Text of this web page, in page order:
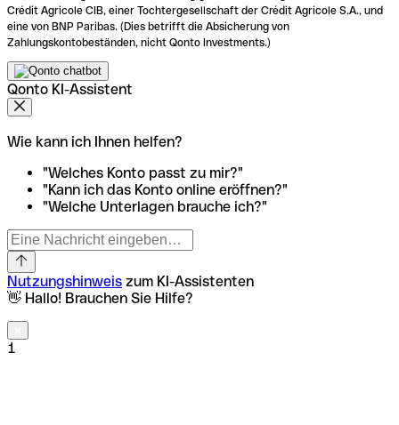
Crédit Agricole CIB, einer Tochtergesellschaft der Crédit Agricole S.A., und
eine von BNP Paribas. (Dies betrifft die Absicherung von
Zahlungskontobeständen, nicht Qonto Investments.)
Qonto KI-Assistent
Wie kann ich Ihnen helfen?
"Welches Konto passt zu mir?"
"Kann ich das Konto online eröffnen?"
"Welche Unterlagen brauche ich?"
Nutzungshinweis zum KI-Assistenten
👋 Hallo! Brauchen Sie Hilfe?
1